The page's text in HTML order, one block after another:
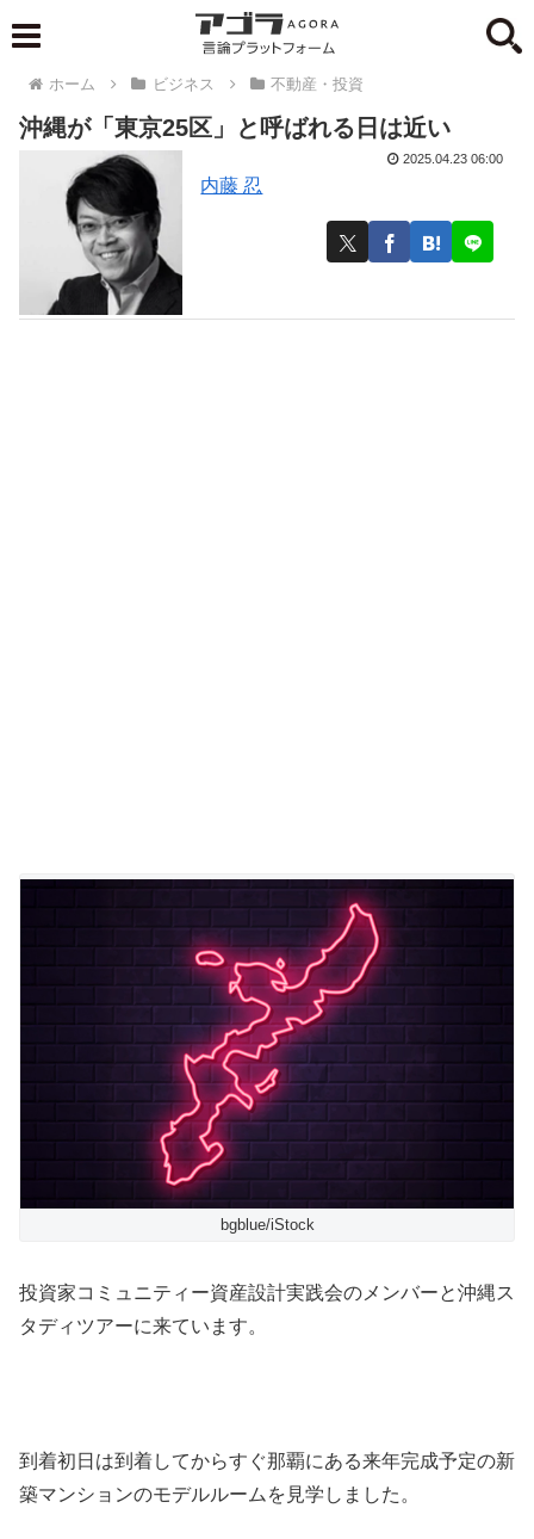
ホーム ビジネス 不動産・投資
沖縄が「東京25区」と呼ばれる日は近い
内藤 忍
2025.04.23 06:00
bgblue/iStock
投資家コミュニティー資産設計実践会のメンバーと沖縄ス
タディツアーに来ています。
到着初日は到着してからすぐ那覇にある来年完成予定の新
築マンションのモデルルームを見学しました。